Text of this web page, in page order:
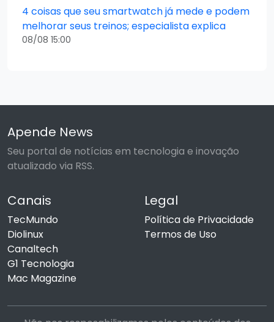
4 coisas que seu smartwatch já mede e podem
melhorar seus treinos; especialista explica
08/08 15:00
Apende News
Seu portal de notícias em tecnologia e inovação
atualizado via RSS.
Canais
TecMundo
Diolinux
Canaltech
G1 Tecnologia
Mac Magazine
Legal
Política de Privacidade
Termos de Uso